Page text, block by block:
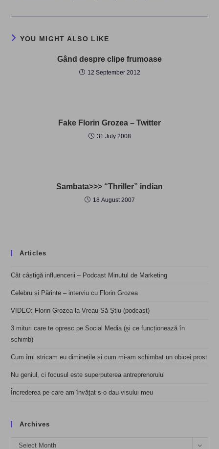
YOU MIGHT ALSO LIKE
Gând despre clipe frumoase
12 September 2012
Fake Florin Grozea – Twitter
31 July 2008
Sambata>>> “Thriller” indian
18 August 2007
Articles
Cât câștigă influencerii – Podcast Minutul de Marketing
Celebru și Părinte – interviu cu Florin Grozea
VIDEO: Florin Grozea la Vreau Să Știu (podcast)
3 mituri care te opresc pe Social Media (și ce funcționează în
schimb)
Cum îmi stricam eu diminețile și cum mi-am schimbat un obicei prost
Nu geniul, ci focusul este superputerea antreprenorului
Încrederea pe care am învățat s-o dau visului meu
Archives
Archives
Select Month